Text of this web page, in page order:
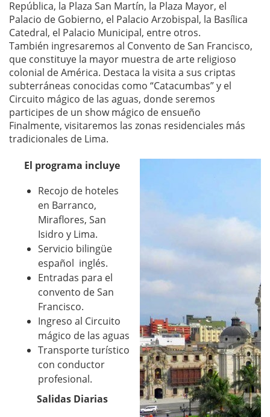
República, la Plaza San Martín, la Plaza Mayor, el
Palacio de Gobierno, el Palacio Arzobispal, la Basílica
Catedral, el Palacio Municipal, entre otros.
También ingresaremos al Convento de San Francisco,
que constituye la mayor muestra de arte religioso
colonial de América. Destaca la visita a sus criptas
subterráneas conocidas como “Catacumbas” y el
Circuito mágico de las aguas, donde seremos
participes de un show mágico de ensueño
Finalmente, visitaremos las zonas residenciales más
tradicionales de Lima.
El programa incluye
Recojo de hoteles
en Barranco,
Miraflores, San
Isidro y Lima.
Servicio bilingüe
español  inglés.
Entradas para el
convento de San
Francisco.
Ingreso al Circuito
mágico de las aguas
Transporte turístico
con conductor
profesional.
Salidas Diarias